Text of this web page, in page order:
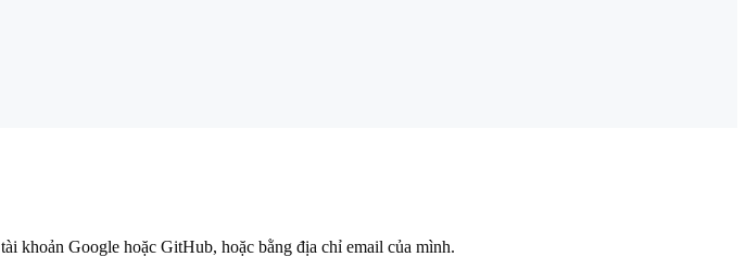
khoản Google hoặc GitHub, hoặc bằng địa chỉ email của mình.